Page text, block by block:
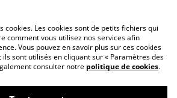
de Politique de cookies
cookies. Les cookies sont de petits fichiers qui
comment vous utilisez nos services afin
Vous pouvez en savoir plus sur ces cookies
sont utilisés en cliquant sur « Paramètres des
consulter notre politique de cookies.